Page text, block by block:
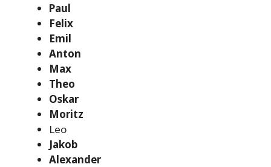
Paul
Felix
Emil
Anton
Max
Theo
Oskar
Moritz
Leo
Jakob
Alexander